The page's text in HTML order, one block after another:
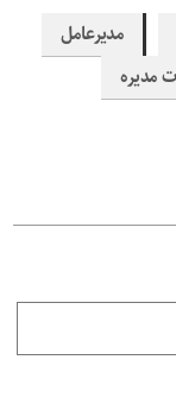
مدیرعامل
مدیره